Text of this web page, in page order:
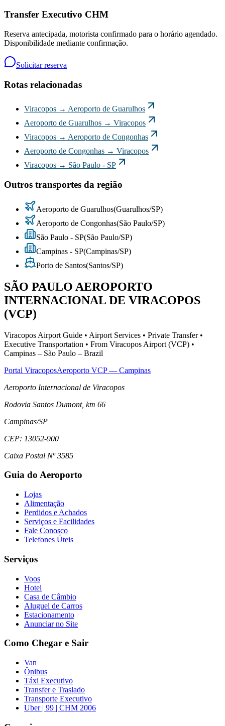
Transfer Executivo CHM
Reserva antecipada, motorista confirmado para o horário agendado.
Disponibilidade mediante confirmação.
Solicitar reserva
Rotas relacionadas
Viracopos → Aeroporto de Guarulhos
Aeroporto de Guarulhos → Viracopos
Viracopos → Aeroporto de Congonhas
Aeroporto de Congonhas → Viracopos
Viracopos → São Paulo - SP
Outros transportes da região
Aeroporto de Guarulhos(Guarulhos/SP)
Aeroporto de Congonhas(São Paulo/SP)
São Paulo - SP(São Paulo/SP)
Campinas - SP(Campinas/SP)
Porto de Santos(Santos/SP)
SÃO PAULO AEROPORTO
INTERNACIONAL DE VIRACOPOS
(VCP)
Viracopos Airport Guide • Airport Services • Private Transfer •
Executive Transportation • From Viracopos Airport (VCP) •
Campinas – São Paulo – Brazil
Portal ViracoposAeroporto VCP — Campinas
Aeroporto Internacional de Viracopos
Rodovia Santos Dumont, km 66
Campinas/SP
CEP: 13052-900
Caixa Postal Nº 3585
Guia do Aeroporto
Lojas
Alimentação
Perdidos e Achados
Serviços e Facilidades
Fale Conosco
Telefones Úteis
Serviços
Voos
Hotel
Casa de Câmbio
Aluguel de Carros
Estacionamento
Anunciar no Site
Como Chegar e Sair
Van
Ônibus
Táxi Executivo
Transfer e Traslado
Transporte Executivo
Uber | 99 | CHM 2006